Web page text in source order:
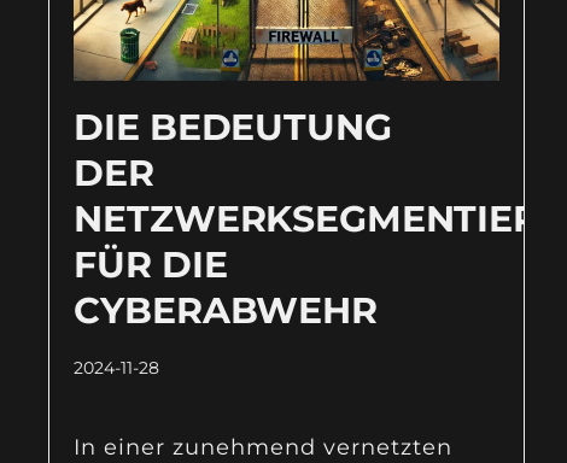
DIE BEDEUTUNG
DER
FÜR DIE
CYBERABWEHR
2024-11-28
In einer zunehmend vernetzten